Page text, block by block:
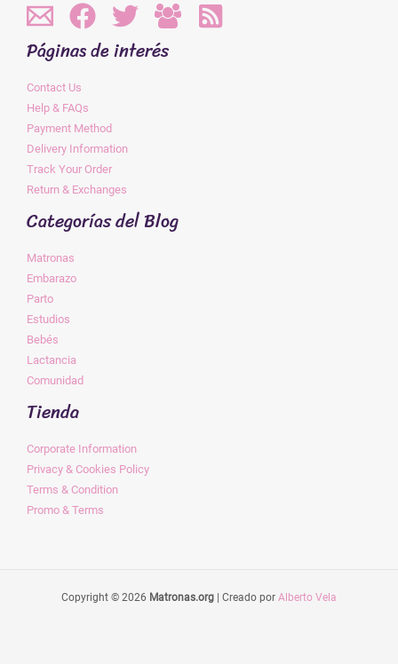
Páginas de interés
Contact Us
Help & FAQs
Payment Method
Delivery Information
Track Your Order
Return & Exchanges
Categorías del Blog
Matronas
Embarazo
Parto
Estudios
Bebés
Lactancia
Comunidad
Tienda
Corporate Information
Privacy & Cookies Policy
Terms & Condition
Promo & Terms
Copyright © 2026 Matronas.org | Creado por Alberto Vela